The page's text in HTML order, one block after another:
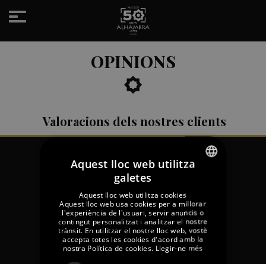
Toggle
navigation
OPINIONS
Valoracions dels nostres clients
Passeig Marítim, 08398 Santa Susanna -
Barcelona
ENGLISH
GERMAN
FRENCH
Aquest lloc web utilitza
galetes
Aquest lloc web utilitza cookies
Aquest lloc web usa cookies per a millorar
l'experiència de l'usuari, servir anuncis o
contingut personalitzat i analitzar el nostre
trànsit. En utilitzar el nostre lloc web, vostè
accepta totes les cookies d'acord amb la
nostra Política de cookies. Llegir-ne més